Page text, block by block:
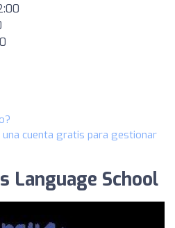
una cuenta gratis para gestionar
Language School